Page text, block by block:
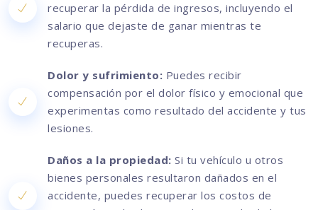
recuperar la pérdida de ingresos, incluyendo el
salario que dejaste de ganar mientras te
recuperas.
Dolor y sufrimiento: Puedes recibir
compensación por el dolor físico y emocional que
experimentas como resultado del accidente y tus
lesiones.
Daños a la propiedad: Si tu vehículo u otros
bienes personales resultaron dañados en el
accidente, puedes recuperar los costos de